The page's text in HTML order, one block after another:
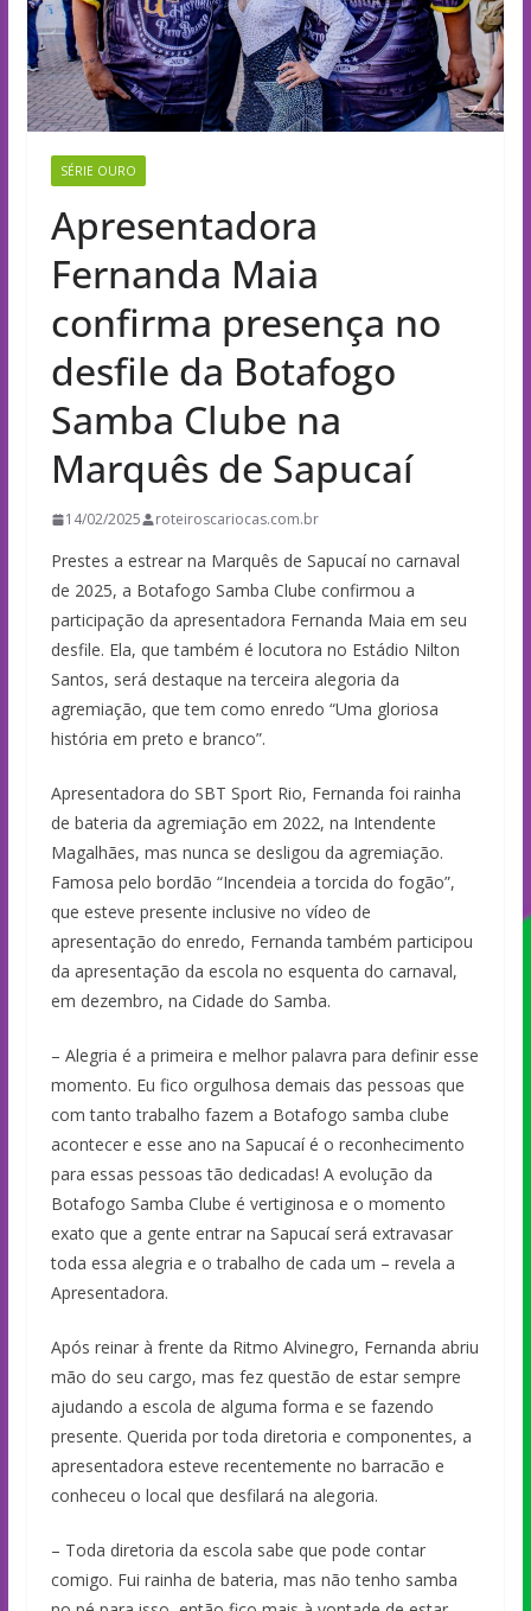
SÉRIE OURO
Apresentadora
Fernanda Maia
confirma presença no
desfile da Botafogo
Samba Clube na
Marquês de Sapucaí
14/02/2025 roteiroscariocas.com.br
Prestes a estrear na Marquês de Sapucaí no carnaval
de 2025, a Botafogo Samba Clube confirmou a
participação da apresentadora Fernanda Maia em seu
desfile. Ela, que também é locutora no Estádio Nilton
Santos, será destaque na terceira alegoria da
agremiação, que tem como enredo “Uma gloriosa
história em preto e branco”.
Apresentadora do SBT Sport Rio, Fernanda foi rainha
de bateria da agremiação em 2022, na Intendente
Magalhães, mas nunca se desligou da agremiação.
Famosa pelo bordão “Incendeia a torcida do fogão”,
que esteve presente inclusive no vídeo de
apresentação do enredo, Fernanda também participou
da apresentação da escola no esquenta do carnaval,
em dezembro, na Cidade do Samba.
– Alegria é a primeira e melhor palavra para definir esse
momento. Eu fico orgulhosa demais das pessoas que
com tanto trabalho fazem a Botafogo samba clube
acontecer e esse ano na Sapucaí é o reconhecimento
para essas pessoas tão dedicadas! A evolução da
Botafogo Samba Clube é vertiginosa e o momento
exato que a gente entrar na Sapucaí será extravasar
toda essa alegria e o trabalho de cada um – revela a
Apresentadora.
Após reinar à frente da Ritmo Alvinegro, Fernanda abriu
mão do seu cargo, mas fez questão de estar sempre
ajudando a escola de alguma forma e se fazendo
presente. Querida por toda diretoria e componentes, a
apresentadora esteve recentemente no barracão e
conheceu o local que desfilará na alegoria.
– Toda diretoria da escola sabe que pode contar
comigo. Fui rainha de bateria, mas não tenho samba